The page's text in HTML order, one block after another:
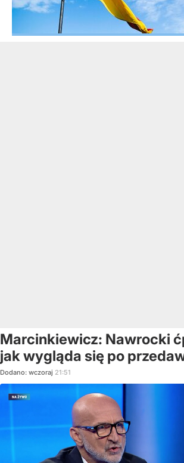
Marcinkiewicz: Nawrocki
jak wygląda się po
Dodano: wczoraj 21:51